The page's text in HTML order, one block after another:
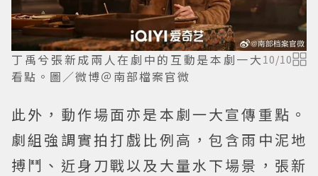
丁禹兮張新成兩人在劇中的互動是本劇一大
看點。圖／微博＠南部檔案官微
10/10
此外，動作場面亦是本劇一大宣傳重點。
劇組強調實拍打戲比例高，包含雨中泥地
搏鬥、近身刀戰以及大量水下場景，張新